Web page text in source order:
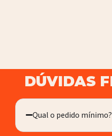
DÚVIDAS
Qual o pedido mínimo?